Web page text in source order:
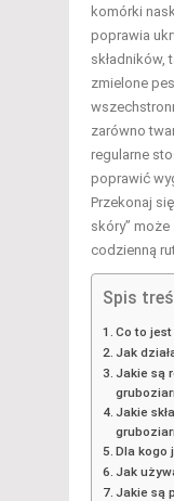
komórki
poprawia
składników,
zmielone
zarówno
regularne
poprawić
Przekonaj
skóry”
codzienną
Spis
Co to
Jak
Jakie są
Jakie
Dla kogo
Jak
Jakie są